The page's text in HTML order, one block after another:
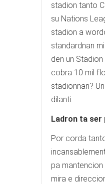
stadion tanto
su Nations
stadion a
standardnan
den un
cobra 10 mil
stadionnan?
dilanti.
Ladron ta ser
Por corda
pa
mira e